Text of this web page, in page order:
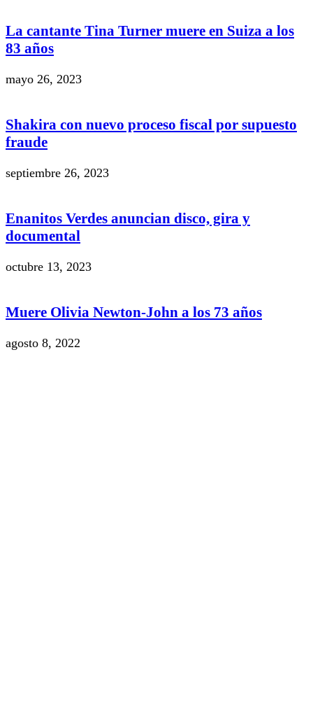
La cantante Tina Turner muere en Suiza a los
83 años
mayo 26, 2023
Shakira con nuevo proceso fiscal por supuesto
fraude
septiembre 26, 2023
Enanitos Verdes anuncian disco, gira y
documental
octubre 13, 2023
Muere Olivia Newton-John a los 73 años
agosto 8, 2022